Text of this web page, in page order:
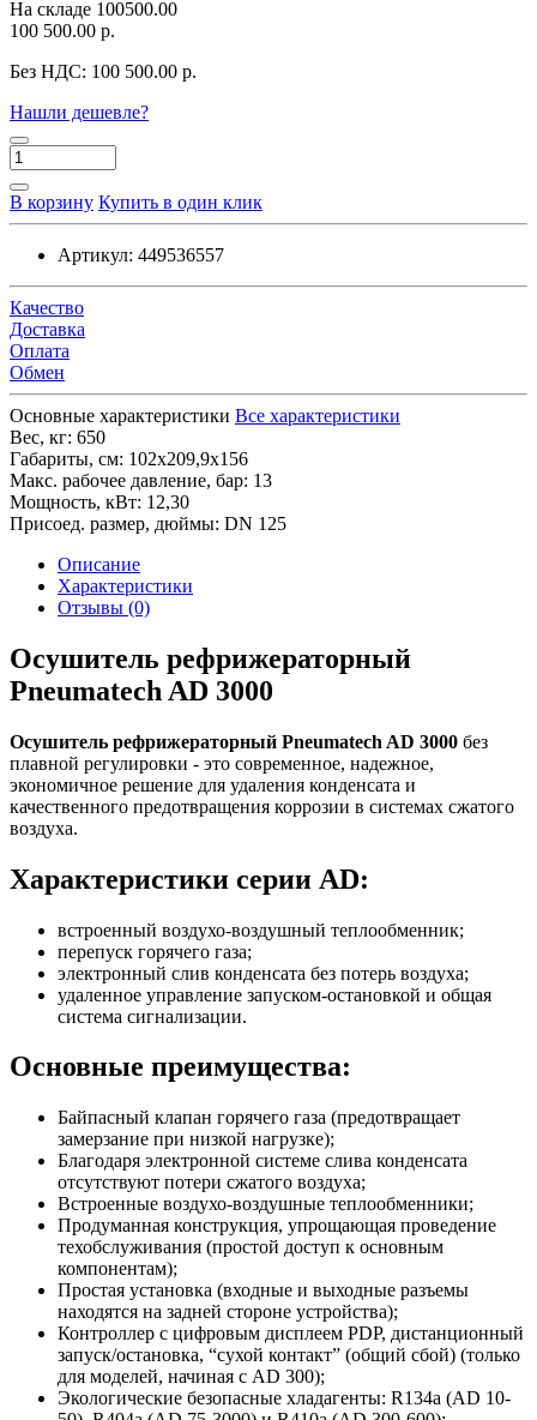
На складе 100500.00
100 500.00 р.
Без НДС: 100 500.00 р.
Нашли дешевле?
В корзину Купить в один клик
Артикул: 449536557
Качество
Доставка
Оплата
Обмен
Основные характеристики Все характеристики
Вес, кг: 650
Габариты, см: 102x209,9x156
Макс. рабочее давление, бар: 13
Мощность, кВт: 12,30
Присоед. размер, дюймы: DN 125
Описание
Характеристики
Отзывы (0)
Осушитель рефрижераторный
Pneumatech AD 3000
Осушитель рефрижераторный Pneumatech AD 3000 без
плавной регулировки - это современное, надежное,
экономичное решение для удаления конденсата и
качественного предотвращения коррозии в системах сжатого
воздуха.
Характеристики серии AD:
встроенный воздухо-воздушный теплообменник;
перепуск горячего газа;
электронный слив конденсата без потерь воздуха;
удаленное управление запуском-остановкой и общая
система сигнализации.
Основные преимущества:
Байпасный клапан горячего газа (предотвращает
замерзание при низкой нагрузке);
Благодаря электронной системе слива конденсата
отсутствуют потери сжатого воздуха;
Встроенные воздухо-воздушные теплообменники;
Продуманная конструкция, упрощающая проведение
техобслуживания (простой доступ к основным
компонентам);
Простая установка (входные и выходные разъемы
находятся на задней стороне устройства);
Контроллер с цифровым дисплеем PDP, дистанционный
запуск/остановка, “сухой контакт” (общий сбой) (только
для моделей, начиная с AD 300);
Экологические безопасные хладагенты: R134a (AD 10-